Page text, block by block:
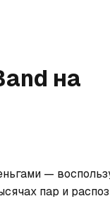
на
—
пар и